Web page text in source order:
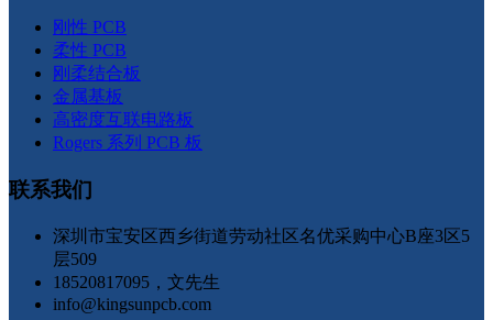
刚性 PCB
柔性 PCB
刚柔结合板
金属基板
高密度互联电路板
Rogers 系列 PCB 板
联系我们
深圳市宝安区西乡街道劳动社区名优采购中心B座3区5
层509
18520817095，文先生
info@kingsunpcb.com